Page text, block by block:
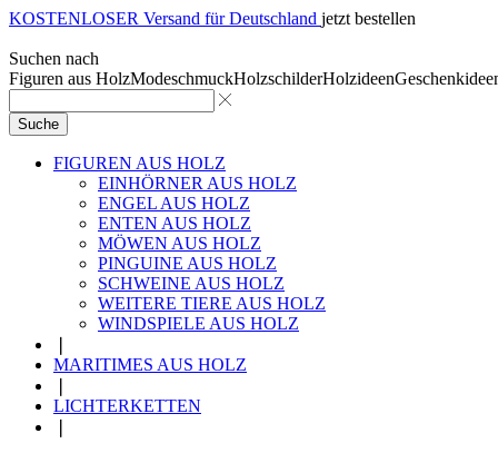
KOSTENLOSER Versand für Deutschland jetzt bestellen
Suchen nach
Figuren aus HolzModeschmuckHolzschilderHolzideen
Suche
FIGUREN AUS HOLZ
EINHÖRNER AUS HOLZ
ENGEL AUS HOLZ
ENTEN AUS HOLZ
MÖWEN AUS HOLZ
PINGUINE AUS HOLZ
SCHWEINE AUS HOLZ
WEITERE TIERE AUS HOLZ
WINDSPIELE AUS HOLZ
MARITIMES AUS HOLZ
LICHTERKETTEN